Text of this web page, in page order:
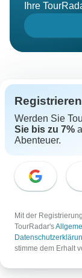
Ab€2.295
Ihre
Termine
Abreisemonat
2
Werden Sie
Sie bis zu 7%
Abenteuer.
Mit der
TourRadar's
stimme dem Erhalt